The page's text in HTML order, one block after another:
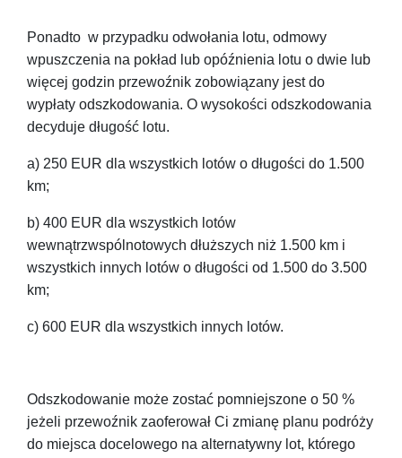
Ponadto w przypadku odwołania lotu, odmowy
wpuszczenia na pokład lub opóźnienia lotu o dwie lub
więcej godzin przewoźnik zobowiązany jest do
wypłaty odszkodowania. O wysokości odszkodowania
decyduje długość lotu.
a) 250 EUR dla wszystkich lotów o długości do 1.500
km;
b) 400 EUR dla wszystkich lotów
wewnątrzwspólnotowych dłuższych niż 1.500 km i
wszystkich innych lotów o długości od 1.500 do 3.500
km;
c) 600 EUR dla wszystkich innych lotów.
Odszkodowanie może zostać pomniejszone o 50 %
jeżeli przewoźnik zaoferował Ci zmianę planu podróży
do miejsca docelowego na alternatywny lot, którego